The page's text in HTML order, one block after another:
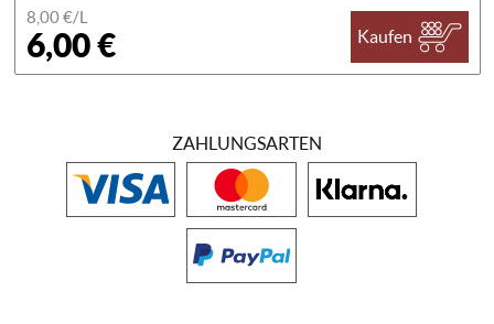
8,00 €/L
6,00 € Kaufen
ZAHLUNGSARTEN